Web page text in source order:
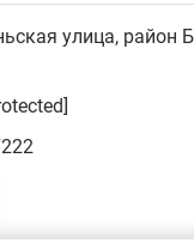
улица, район